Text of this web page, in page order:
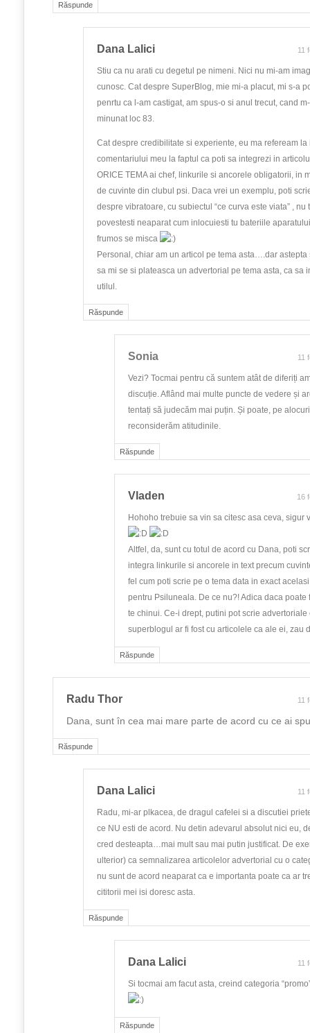
Răspunde
Răspunde
Dana Lalici 11
Stiu ca nu arati cu degetul pe nimeni. Nici nu mi-am
cunosc. Cat despre SuperBlog, mie mi-a placut, mi s-a
penrtu ca l-am castigat, am spus-o si anul trecut, cand
minunat loc 83.
Cat despre credibilitate si experiente, eu ma refeream la
comentariului meu la faptul ca poti sa integrezi in
ORICE TEMA ai chef, linkurile si ancorele obligatorii, in
de cuvinte din clubul psi. Daca vrei un exemplu, poti
despre vibratoare, cu subiectul “ce curva este viata” , nu
povestesti neaparat cum inlocuiesti tu bateriile
frumos se misca
Personal, chiar am un articol pe tema asta….dar
sa mi se si plateasca un advertorial pe tema asta, ca sa
utilul.
Răspunde
Sonia 11
Vezi? Tocmai pentru că suntem atât de diferiți
discuție. Aflând mai multe puncte de vedere și
tentați să judecăm mai puțin. Și poate, pe
reconsiderăm atitudinile.
Răspunde
Vladen 16
Hohoho trebuie sa vin sa citesc asa ceva, sigur
Altfel, da, sunt cu totul de acord cu Dana, poti
integra linkurile si ancorele in text precum
fel cum poti scrie pe o tema data in exact
pentru Psiluneala. De ce nu?! Adica daca poate
te chinui. Ce-i drept, putini pot scrie advertoriale
superblogul ar fi fost cu articolele ca ale ei, zau
Răspunde
Radu Thor 11
Dana, sunt în cea mai mare parte de acord cu ce ai
Răspunde
Dana Lalici 11
Radu, mi-ar plkacea, de dragul cafelei si a discutiei
ce NU esti de acord. Nu detin adevarul absolut nici eu,
cred desteapta…mai mult sau mai putin justificat. De
ulterior) ca semnalizarea articolelor advertorial cu o
nu sunt de acord neaparat ca e importanta poate ca ar
cititorii mei isi doresc asta.
Răspunde
Dana Lalici 11
Si tocmai am facut asta, creind categoria